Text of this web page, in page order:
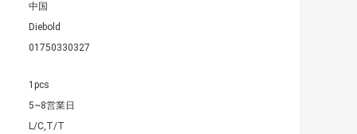
中国
Diebold
01750330327
1pcs
5~8営業日
L/C,T/T